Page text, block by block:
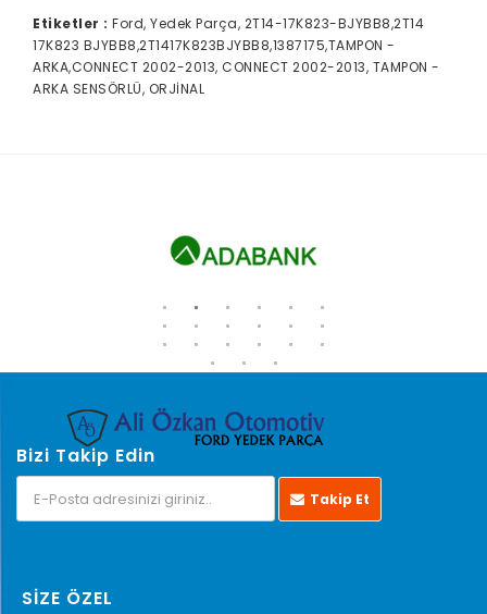
Etiketler : Ford, Yedek Parça, 2T14-17K823-BJYBB8,2T14
17K823 BJYBB8,2T1417K823BJYBB8,1387175,TAMPON -
ARKA,CONNECT 2002-2013, CONNECT 2002-2013, TAMPON -
ARKA SENSÖRLÜ, ORJİNAL
Bizi Takip Edin
Takip Et
SİZE ÖZEL